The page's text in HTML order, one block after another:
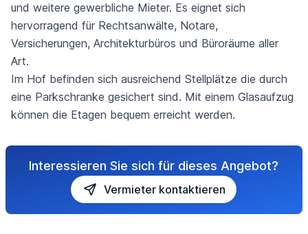
und weitere gewerbliche Mieter. Es eignet sich
hervorragend für Rechtsanwälte, Notare,
Versicherungen, Architekturbüros und Büroräume aller
Art.
Im Hof befinden sich ausreichend Stellplätze die durch
eine Parkschranke gesichert sind. Mit einem Glasaufzug
können die Etagen bequem erreicht werden.
Interessieren Sie sich für dieses Angebot?
Vermieter kontaktieren